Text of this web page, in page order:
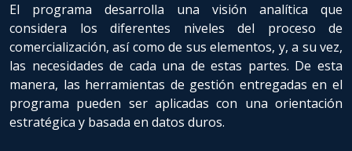
El programa desarrolla una visión analítica que
considera los diferentes niveles del proceso de
comercialización, así como de sus elementos, y, a su vez,
las necesidades de cada una de estas partes. De esta
manera, las herramientas de gestión entregadas en el
programa pueden ser aplicadas con una orientación
estratégica y basada en datos duros.